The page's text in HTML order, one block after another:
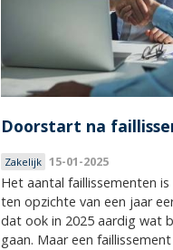
Doorstart na
Zakelijk 15-01-2025
Het aantal faillissementen
ten opzichte van een jaar
dat ook in 2025 aardig wat
gaan. Maar een